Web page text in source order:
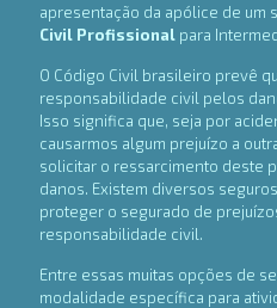
apresentação da apólice de um
Civil Profissional para
O Código Civil brasileiro prevê
responsabilidade civil pelos
Isso significa que, seja por
causarmos algum prejuízo a
solicitar o ressarcimento deste
danos. Existem diversos
proteger o segurado de
responsabilidade civil.
Entre essas muitas opções de
modalidade específica para